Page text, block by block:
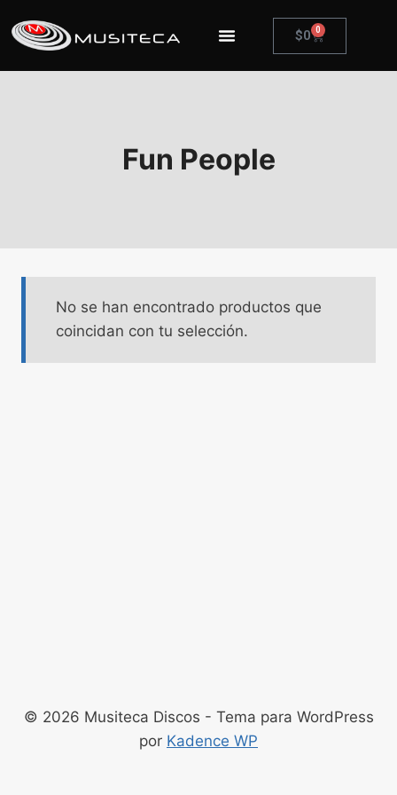
$0 0
Fun People
No se han encontrado productos que
coincidan con tu selección.
© 2026 Musiteca Discos - Tema para WordPress
por Kadence WP